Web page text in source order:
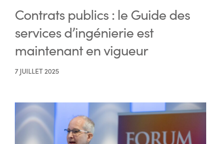
Contrats publics : le Guide des
services d’ingénierie est
maintenant en vigueur
7 JUILLET 2025